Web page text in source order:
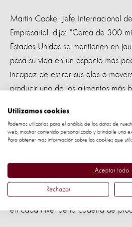
Martin Cooke, Jefe Internacional
Empresarial, dijo: "Cerca de 300
Estados Unidos se mantienen en
pasa su vida en un espacio más
incapaz de estirar sus alas o
producir uno de los alimentos más
"Estamos orgullosos de asociarnos
escuchando las preocupaciones
bienestar animal en la vanguardia
sus huevos, que a fin de cuentas
millones de gallinas. Las grandes
como Nestlé tienen el poder de
en cada nivel de la cadena de
Utilizamos cookies
Podemos utilizarlas para el análisis de los datos de
web, mostrar contenido personalizado y brindarle una
Para obtener más información sobre las cookies que
Aceptar todo
Rechazar